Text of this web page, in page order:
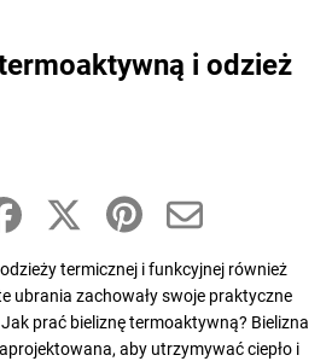
i odzież
termicznej i funkcyjnej również
ubrania zachowały swoje praktyczne
prać bieliznę termoaktywną? Bielizna
aby utrzymywać ciepło i